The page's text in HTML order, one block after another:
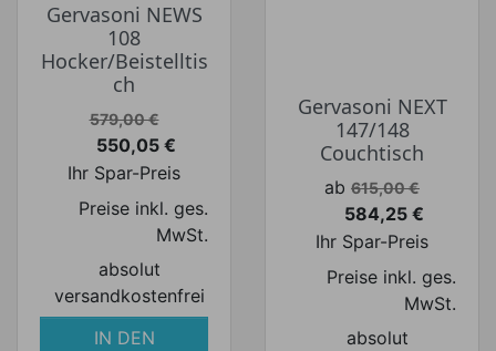
Gervasoni NEWS
108
Hocker/Beistelltis
ch
Verkaufspreis
579,00 €
Preis
550,05 €
Ihr Spar-Preis
Preise inkl. ges.
MwSt.
absolut
versandkostenfrei
IN DEN
Gervasoni NEXT
147/148
Couchtisch
Verkaufspreis
ab 615,00 €
Preis
584,25 €
Ihr Spar-Preis
Preise inkl. ges.
MwSt.
absolut